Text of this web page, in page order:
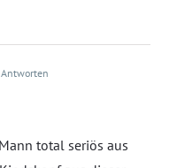
total seriös aus